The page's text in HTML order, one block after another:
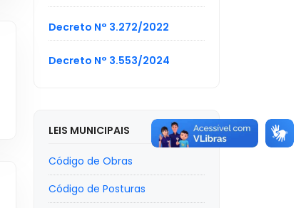
Decreto N° 3.272/2022
Decreto N° 3.553/2024
LEIS MUNICIPAIS
Código de Obras
Código de Posturas